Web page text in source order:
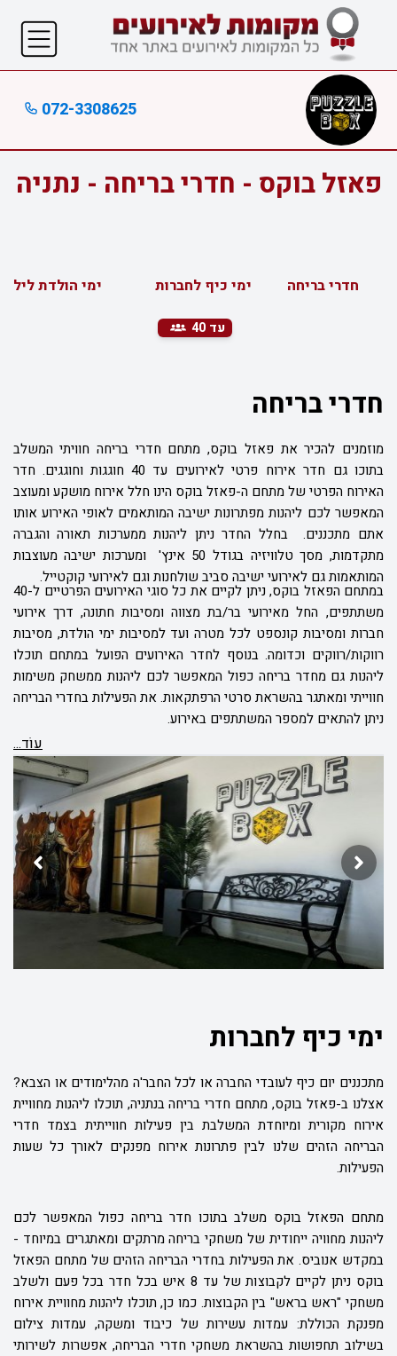
072-3308625
פאזל בוקס - חדרי בריחה - נתניה
חדרי בריחה ימי כיף לחברות ימי הולדת
עד 40
חדרי בריחה
מוזמנים להכיר את פאזל בוקס, מתחם חדרי בריחה חוויתי המשלב
בתוכו גם חדר אירוח פרטי לאירועים עד 40 חוגגות וחוגגים. חדר
האירוח הפרטי של מתחם ה-פאזל בוקס הינו חלל אירוח מושקע ומעוצב
המאפשר לכם ליהנות מפתרונות ישיבה המותאמים לאופי האירוע אותו
אתם מתכננים. בחלל החדר ניתן ליהנות ממערכות תאורה והגברה
מתקדמות, מסך טלוויזיה בגודל 50 אינץ' ומערכות ישיבה מעוצבות
המותאמות גם לאירועי ישיבה סביב שולחנות וגם לאירועי קוקטייל.
במתחם הפאזל בוקס, ניתן לקיים את כל סוגי האירועים הפרטיים ל-40
משתתפים, החל מאירועי בר/בת מצווה ומסיבות חתונה, דרך אירועי
חברות ומסיבות קונספט לכל מטרה ועד למסיבות ימי הולדת, מסיבות
רווקות/רווקים וכדומה. בנוסף לחדר האירועים הפועל במתחם תוכלו
ליהנות גם מחדר בריחה כפול המאפשר לכם ליהנות ממשחק משימות
חווייתי ומאתגר בהשראת סרטי הרפתקאות. את הפעילות בחדרי הבריחה
ניתן להתאים למספר המשתתפים באירוע.
עוֹד...
ימי כיף לחברות
מתכננים יום כיף לעובדי החברה או לכל החבר'ה מהלימודים או הצבא?
אצלנו ב-פאזל בוקס, מתחם חדרי בריחה בנתניה, תוכלו ליהנות מחוויית
אירוח מקורית ומיוחדת המשלבת בין פעילות חווייתית בצמד חדרי
הבריחה הזהים שלנו לבין פתרונות אירוח מפנקים לאורך כל שעות
הפעילות.
מתחם הפאזל בוקס משלב בתוכו חדר בריחה כפול המאפשר לכם
ליהנות מחוויה ייחודית של משחקי בריחה מרתקים ומאתגרים במיוחד -
במקדש אנוביס. את הפעילות בחדרי הבריחה הזהים של מתחם הפאזל
בוקס ניתן לקיים לקבוצות של עד 8 איש בכל חדר בכל פעם ולשלב
משחקי "ראש בראש" בין הקבוצות. כמו כן, תוכלו ליהנות מחוויית אירוח
מפנקת הכוללת: עמדות עשירות של כיבוד ומשקה, עמדות צילום
בשילוב תחפושות בהשראת משחקי חדרי הבריחה, אפשרות לשירותי